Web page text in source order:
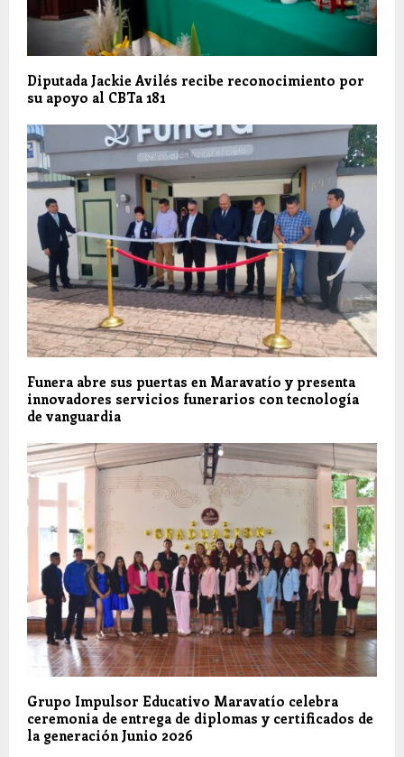
Diputada Jackie Avilés recibe reconocimiento por
su apoyo al CBTa 181
Funera abre sus puertas en Maravatío y presenta
innovadores servicios funerarios con tecnología
de vanguardia
Grupo Impulsor Educativo Maravatío celebra
ceremonia de entrega de diplomas y certificados de
la generación Junio 2026